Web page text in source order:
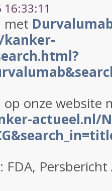
met
op onze website
actueel.nl/
Persbericht